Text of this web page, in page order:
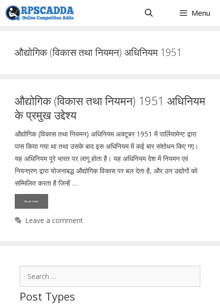
Skip
to
Menu
औद्योगिक (विकास तथा नियमन) अधिनियम 1951
औद्योगिक (विकास तथा नियमन) 1951 अधिनियम
के प्रमुख उद्देश्य
औद्योगिक (विकास तथा नियमन) अधिनियम अक्टूबर 1951 में पार्लियामेन्ट द्वारा
पास किया गया था तथा उसके बाद इस अधिनियम में कई बार संशोधन किए गए।
यह अधिनियम पूरे भारत पर लागू होता है। यह अधिनियम देश में नियमन एवं
नियन्त्रण द्वारा योजनाबद्ध औद्योगिक विकास पर बल देता है, और उन उद्योगों को
सम्मिलित करता है जिन्हें …
Read more
Leave a comment
Post Types